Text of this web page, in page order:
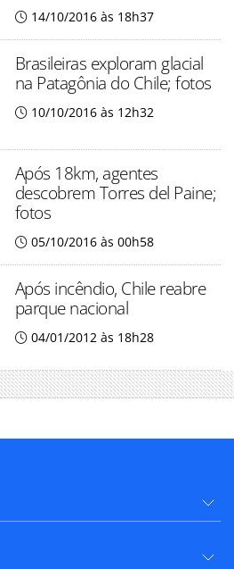
14/10/2016 às 18h37
Brasileiras exploram glacial
na Patagônia do Chile; fotos
10/10/2016 às 12h32
Após 18km, agentes
descobrem Torres del Paine;
fotos
05/10/2016 às 00h58
Após incêndio, Chile reabre
parque nacional
04/01/2012 às 18h28